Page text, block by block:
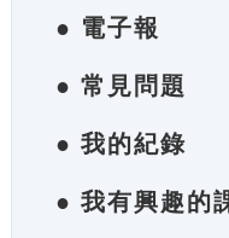
● 電子報
● 常見問題
● 我的紀錄
● 我有興趣的